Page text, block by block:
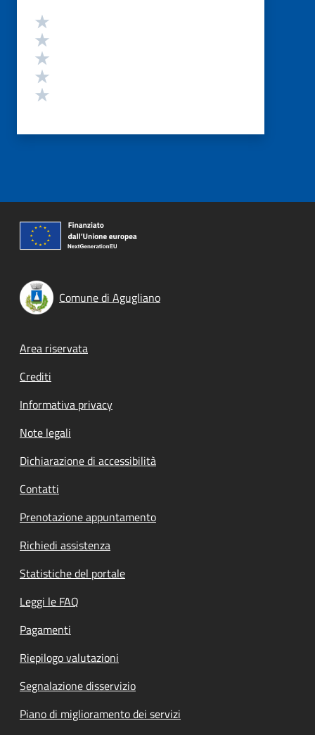
Valutazione
Comune di Agugliano
Footer menu
Area riservata
Crediti
Informativa privacy
Note legali
Dichiarazione di accessibilità
Contatti
Prenotazione appuntamento
Richiedi assistenza
Statistiche del portale
Leggi le FAQ
Pagamenti
Riepilogo valutazioni
Segnalazione disservizio
Piano di miglioramento dei servizi